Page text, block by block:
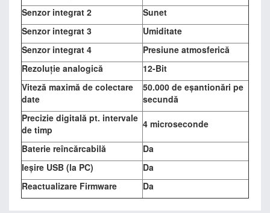
Senzor integrat 2
Sunet
Senzor integrat 3
Umiditate
Senzor integrat 4
Presiune atmosferică
Rezoluție analogică
12-Bit
Viteză maximă de colectare
date
50.000 de eșantionări pe
secundă
Precizie digitală pt. intervale
de timp
4 microseconde
Baterie reîncărcabilă
Da
Ieșire USB (la PC)
Da
Reactualizare Firmware
Da